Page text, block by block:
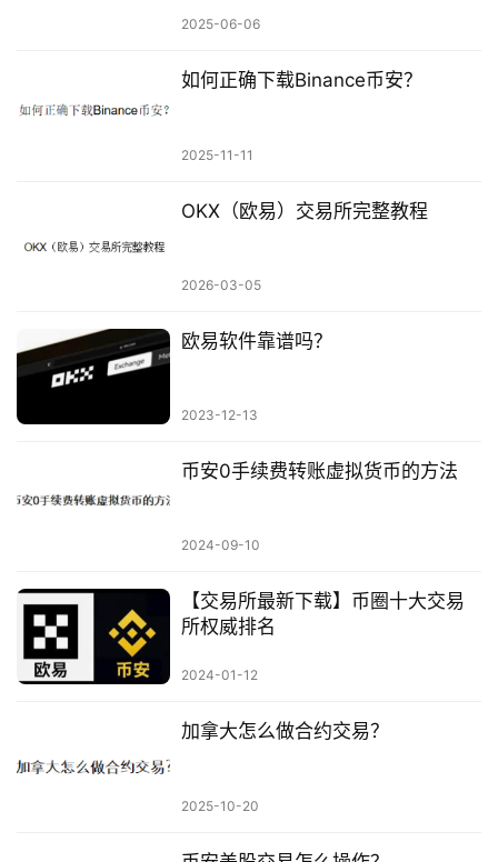
2025-06-06
如何正确下载Binance币安？
2025-11-11
OKX（欧易）交易所完整教程
2026-03-05
欧易软件靠谱吗？
2023-12-13
币安0手续费转账虚拟货币的方法
2024-09-10
【交易所最新下载】币圈十大交易
所权威排名
2024-01-12
加拿大怎么做合约交易？
2025-10-20